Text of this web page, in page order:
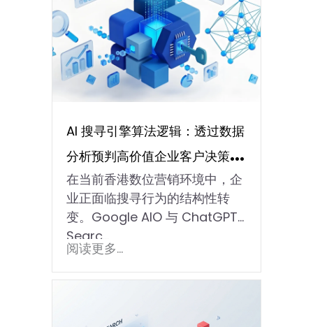
AI 搜寻引擎算法逻辑：透过数据
分析预判高价值企业客户决策路
径
在当前香港数位营销环境中，企
业正面临搜寻行为的结构性转
变。Google AIO 与 ChatGPT
Searc…
阅读更多...